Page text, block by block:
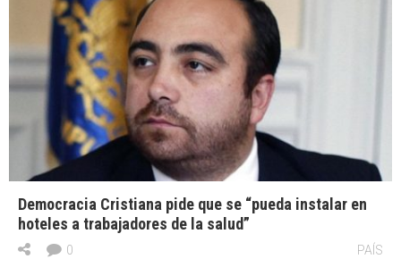
Democracia Cristiana pide que se “pueda instalar en
hoteles a trabajadores de la salud”
PAÍS
0